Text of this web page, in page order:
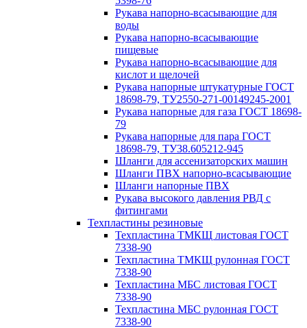
Рукава напорно-всасывающие для
воды
Рукава напорно-всасывающие
пищевые
Рукава напорно-всасывающие для
кислот и щелочей
Рукава напорные штукатурные ГОСТ
18698-79, ТУ2550-271-00149245-2001
Рукава напорные для газа ГОСТ 18698-
79
Рукава напорные для пара ГОСТ
18698-79, ТУ38.605212-945
Шланги для ассенизаторских машин
Шланги ПВХ напорно-всасывающие
Шланги напорные ПВХ
Рукава высокого давления РВД с
фитингами
Техпластины резиновые
Техпластина ТМКЩ листовая ГОСТ
7338-90
Техпластина ТМКЩ рулонная ГОСТ
7338-90
Техпластина МБС листовая ГОСТ
7338-90
Техпластина МБС рулонная ГОСТ
7338-90